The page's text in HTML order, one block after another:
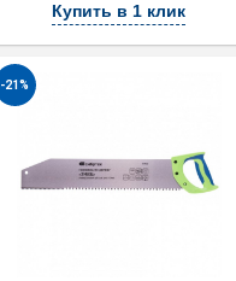
Купить в 1 клик
-21%